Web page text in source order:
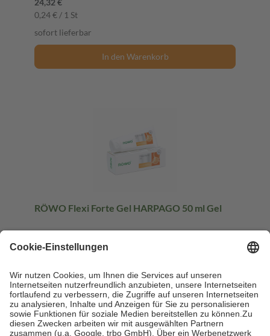
0,24 € / 1 St
sofort lieferbar
In den Warenkorb
RÖWO Flexi Forte Gel HARPAGO 50 ml Gel
Gel
UVP: 16,95 €
16,09 €
321,80 € / 1 l
sofort lieferbar